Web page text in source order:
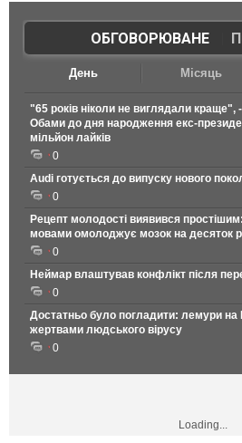
ОБГОВОРЮВАНЕ|
День Місяць
"65 років ніколи не виглядали
Обами до дня народження екс-
мільйон лайків
0
Audi готується до випуску нового
0
Рецепт молодості виявився
мовами омолоджує мозок на десяток
0
Неймар влаштував конфлікт після
0
Достатньо було погладити: лемури на
жертвами людського вірусу
0
Loading...